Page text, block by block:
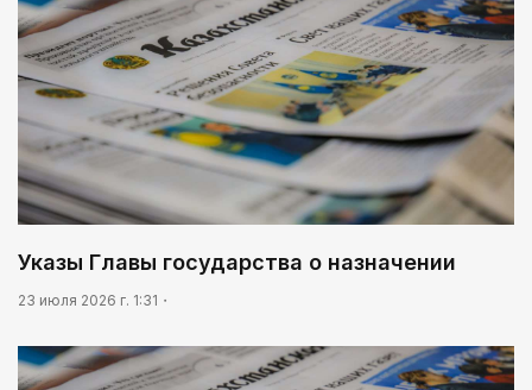
Указы Главы государства о назначении
23 июля 2026 г. 1:31